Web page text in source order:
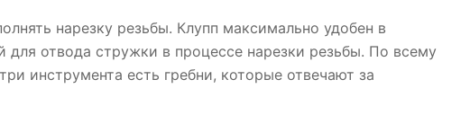
нарезку резьбы. Клупп максимально удобен в
отвода стружки в процессе нарезки резьбы. По всему
инструмента есть гребни, которые отвечают за